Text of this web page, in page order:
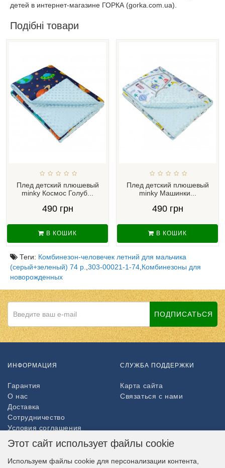
детей в интернет-магазине ГОРКА (gorka.com.ua).
Подібні товари
Плед детский плюшевый
minky Космос Голуб...
490 грн
В КОШИК
Плед детский плюшевый
minky Машинки...
490 грн
В КОШИК
Теги: Комбинезон-человечек летний для мальчика
(серый+зеленый) 74 р. 303-00021-1-74 Комбинезоны для
новорожденных
ПОДПИСАТЬСЯ
ИНФОРМАЦИЯ
Гарантия
О нас
Доставка
Сотрудничество
Условия соглашения
Возврат товара
СЛУЖБА ПОДДЕРЖКИ
Карта сайта
Связаться с нами
Этот сайт использует файлы cookie
Используем файлы cookie для персонализации контента,